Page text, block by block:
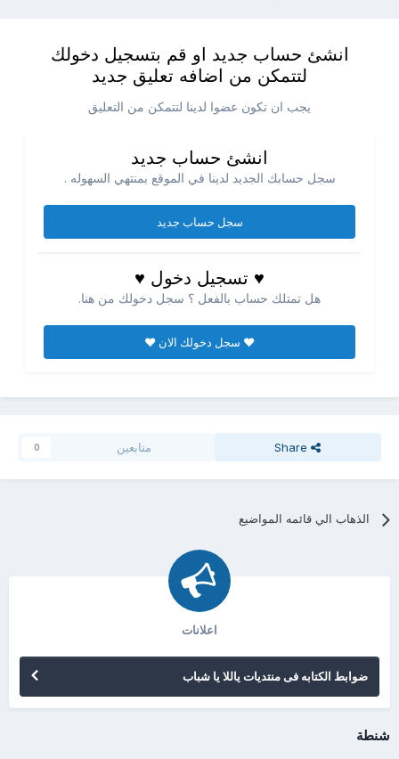
انشئ حساب جديد او قم بتسجيل دخولك
لتتمكن من اضافه تعليق جديد
يجب ان تكون عضوا لدينا لتتمكن من التعليق
انشئ حساب جديد
سجل حسابك الجديد لدينا في الموقع بمنتهي السهوله .
سجل حساب جديد
♥ تسجيل دخول ♥
هل تمتلك حساب بالفعل ؟ سجل دخولك من هنا.
♥ سجل دخولك الان ♥
Share متابعين 0
الذهاب الي قائمه المواضيع
اعلانات
ضوابط الكتابه فى منتديات ياللا يا شباب
شنطة